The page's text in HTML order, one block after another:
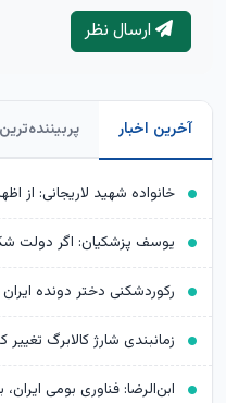
ارسال نظر
آخرین اخبار پربیننده‌ترین
یوسف پزشکیان: اگر دولت
رکوردشکنی دختر دونده